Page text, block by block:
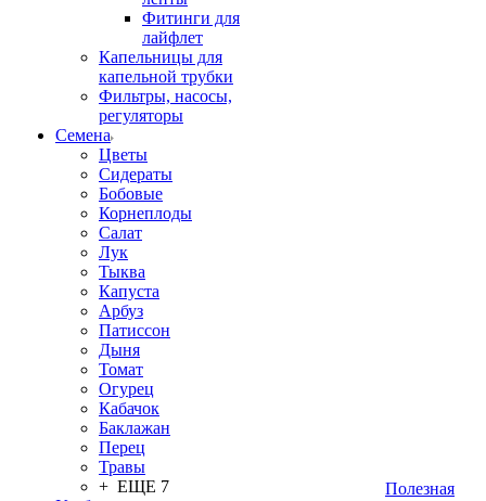
Фитинги для
лайфлет
Капельницы для
капельной трубки
Фильтры, насосы,
регуляторы
Семена
Цветы
Сидераты
Бобовые
Корнеплоды
Салат
Лук
Тыква
Капуста
Арбуз
Патиссон
Дыня
Томат
Огурец
Кабачок
Баклажан
Перец
Травы
+ ЕЩЕ 7
Полезная